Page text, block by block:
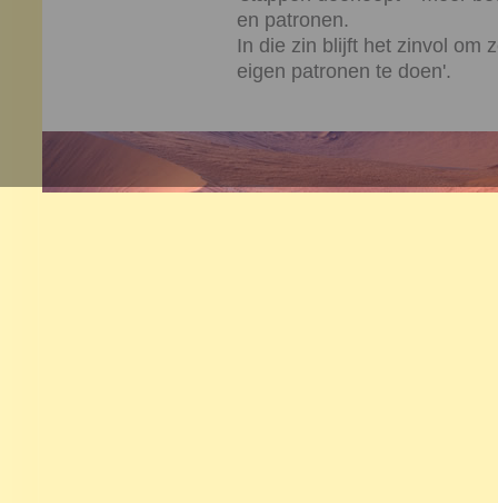
en patronen.
In die zin blijft het zinvol om
eigen patronen te doen'.